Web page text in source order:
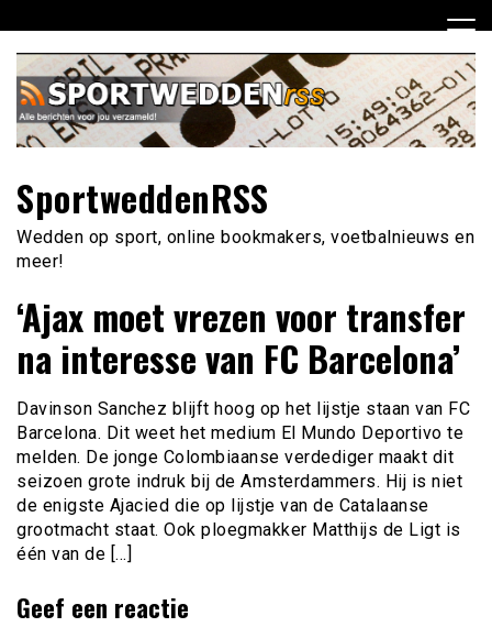
naar
inhoud
SportweddenRSS
Wedden op sport, online bookmakers, voetbalnieuws en
meer!
‘Ajax moet vrezen voor transfer
na interesse van FC Barcelona’
Davinson Sanchez blijft hoog op het lijstje staan van FC
Barcelona. Dit weet het medium El Mundo Deportivo te
melden. De jonge Colombiaanse verdediger maakt dit
seizoen grote indruk bij de Amsterdammers. Hij is niet
de enigste Ajacied die op lijstje van de Catalaanse
grootmacht staat. Ook ploegmakker Matthijs de Ligt is
één van de […]
Geef een reactie